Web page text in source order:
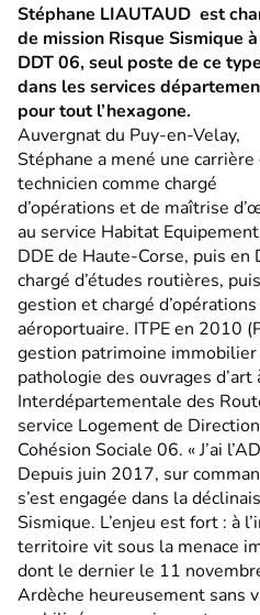
Stéphane LIAUTAUD est
de mission Risque Sismique
DDT 06, seul poste de ce type
dans les services
pour tout l’hexagone.
Auvergnat du Puy-en-Velay,
Stéphane a mené une carrière
technicien comme chargé
d’opérations et de maîtrise
au service Habitat
DDE de Haute-Corse, puis en
chargé d’études routières,
gestion et chargé
aéroportuaire. ITPE en 2010
gestion patrimoine
pathologie des ouvrages d’art
Interdépartementale des
service Logement de
Cohésion Sociale 06. « J’ai
Depuis juin 2017, sur
s’est engagée dans la
Sismique. L’enjeu est fort : à
territoire vit sous la menace
dont le dernier le 11
Ardèche heureusement sans